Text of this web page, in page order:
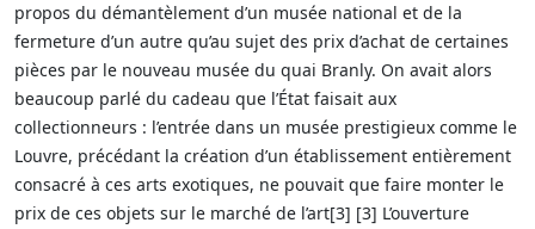
propos du démantèlement d’un musée national et de la
fermeture d’un autre qu’au sujet des prix d’achat de certaines
pièces par le nouveau musée du quai Branly. On avait alors
beaucoup parlé du cadeau que l’État faisait aux
collectionneurs : l’entrée dans un musée prestigieux comme le
Louvre, précédant la création d’un établissement entièrement
consacré à ces arts exotiques, ne pouvait que faire monter le
prix de ces objets sur le marché de l’art[3] [3] L’ouverture